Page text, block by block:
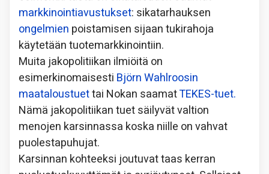
markkinointiavustukset: sikatarhauksen
ongelmien poistamisen sijaan tukirahoja
käytetään tuotemarkkinointiin.
Muita jakopolitiikan ilmiöitä on
esimerkinomaisesti Björn Wahlroosin
maataloustuettai Nokan saamatTEKES-tuet.
Nämä jakopolitiikan tuet säilyvät valtion
menojen karsinnassa koska niille on vahvat
puolestapuhujat.
Karsinnan kohteeksi joutuvat taas kerran